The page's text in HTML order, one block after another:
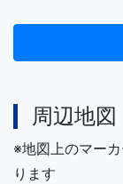
周辺地図
※地図上のマー
ります